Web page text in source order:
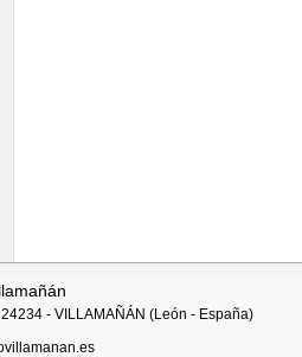
24234 - VILLAMAÑÁN (León - España)